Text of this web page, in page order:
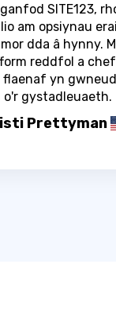
SITE123,
am opsiynau
dda â hynny.
reddfol a
flaenaf yn
o'r gystadleuaeth.
Prettyman